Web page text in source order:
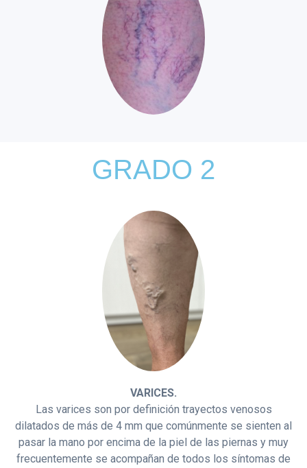
VARICES.
Las varices son por definición trayectos venosos
dilatados de más de 4 mm que comúnmente se sienten al
pasar la mano por encima de la piel de las piernas y muy
frecuentemente se acompañan de todos los síntomas de
GRADO 2